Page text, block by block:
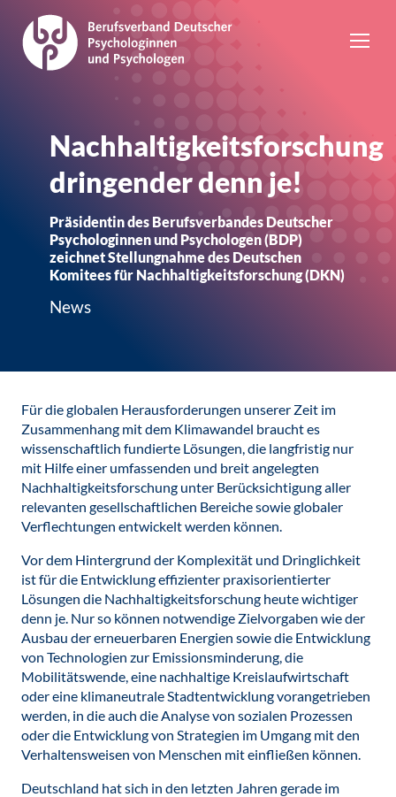
Nachhaltigkeitsforschung
dringender denn je!
Präsidentin des Berufsverbandes Deutscher
Psychologinnen und Psychologen (BDP)
zeichnet Stellungnahme des Deutschen
Komitees für Nachhaltigkeitsforschung (DKN)
News
Für die globalen Herausforderungen unserer Zeit im
Zusammenhang mit dem Klimawandel braucht es
wissenschaftlich fundierte Lösungen, die langfristig nur
mit Hilfe einer umfassenden und breit angelegten
Nachhaltigkeitsforschung unter Berücksichtigung aller
relevanten gesellschaftlichen Bereiche sowie globaler
Verflechtungen entwickelt werden können.
Vor dem Hintergrund der Komplexität und Dringlichkeit
ist für die Entwicklung effizienter praxisorientierter
Lösungen die Nachhaltigkeitsforschung heute wichtiger
denn je. Nur so können notwendige Zielvorgaben wie der
Ausbau der erneuerbaren Energien sowie die Entwicklung
von Technologien zur Emissionsminderung, die
Mobilitätswende, eine nachhaltige Kreislaufwirtschaft
oder eine klimaneutrale Stadtentwicklung vorangetrieben
werden, in die auch die Analyse von sozialen Prozessen
oder die Entwicklung von Strategien im Umgang mit den
Verhaltensweisen von Menschen mit einfließen können.
Deutschland hat sich in den letzten Jahren gerade im